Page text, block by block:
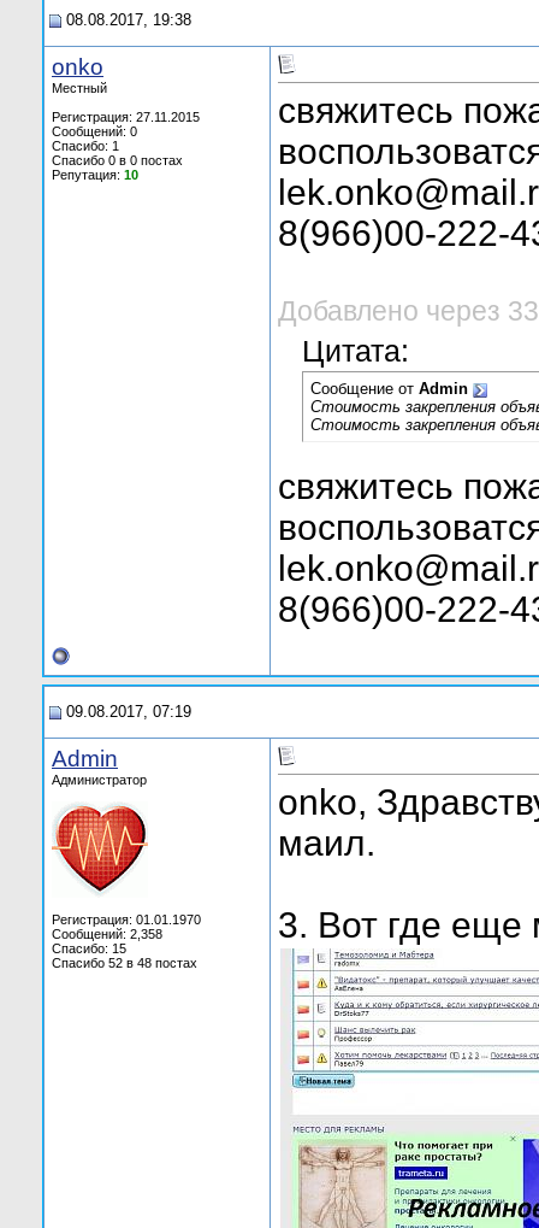
08.08.2017, 19:38
onko
Местный
Регистрация: 27.11.2015
Сообщений: 0
Спасибо: 1
Спасибо 0 в 0 постах
Репутация: 10
свяжитесь
8(966)00-222-
Добавлено через
Цитата:
Сообщение от Admin
Стоимость закрепления
Стоимость закрепления
свяжитесь
8(966)00-222-
09.08.2017, 07:19
Admin
Администратор
Регистрация: 01.01.1970
Сообщений: 2,358
Спасибо: 15
Спасибо 52 в 48 постах
onko,
маил.
3. Вот где еще